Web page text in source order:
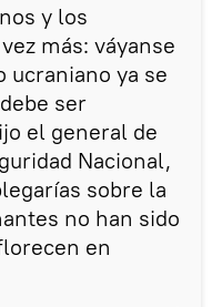
y los
más: váyanse
ucraniano ya se
ser
el general de
Nacional,
sobre la
no han sido
en